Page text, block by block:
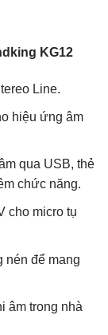
KG12
Line.
hiệu ứng âm
qua USB, thẻ
chức năng.
cho micro tụ
nén để mang
âm trong nhà